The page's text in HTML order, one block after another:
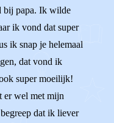
bij papa. Ik wilde
ik vond dat super
ik snap je helemaal
dat vond ik
super moeilijk!
er wel met mijn
dat ik liever